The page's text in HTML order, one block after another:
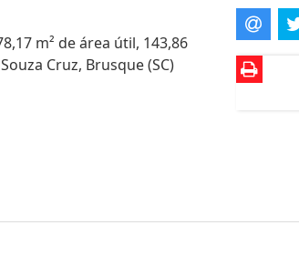
m² de área útil, 143,86
Cruz, Brusque (SC)